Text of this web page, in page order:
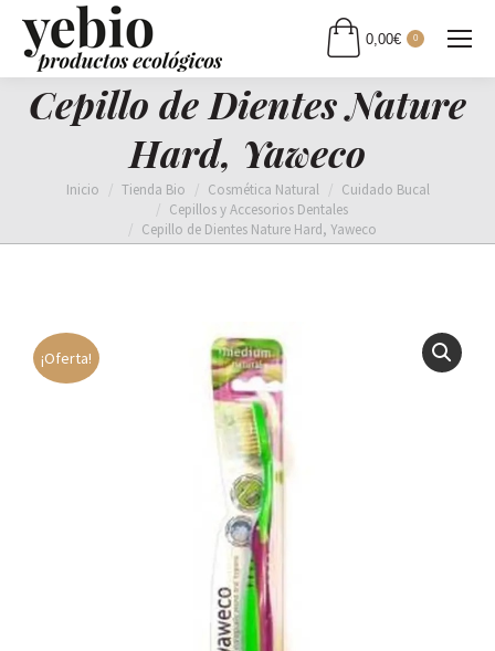
0,00€ 0
Cepillo de Dientes Nature
Hard, Yaweco
Estás aquí:
Inicio Tienda Bio Cosmética Natural
Cuidado Bucal
Cepillos y Accesorios Dentales
Cepillo de Dientes Nature Hard, Yaweco
¡Oferta!